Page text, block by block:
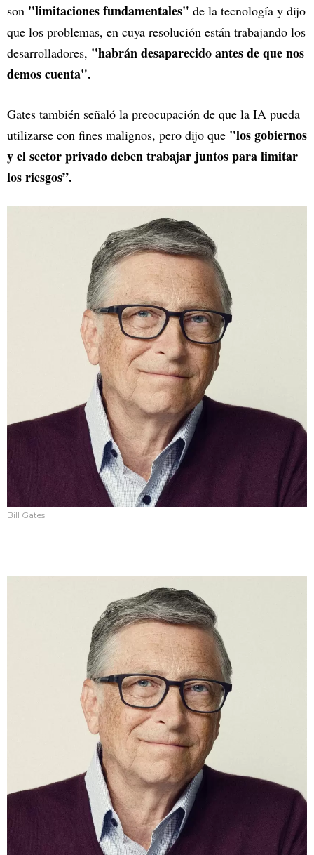
son "limitaciones fundamentales" de la tecnología y dijo
que los problemas, en cuya resolución están trabajando los
desarrolladores, "habrán desaparecido antes de que nos
demos cuenta".
Gates también señaló la preocupación de que la IA pueda
utilizarse con fines malignos, pero dijo que "los gobiernos
y el sector privado deben trabajar juntos para limitar
los riesgos”.
Bill Gates